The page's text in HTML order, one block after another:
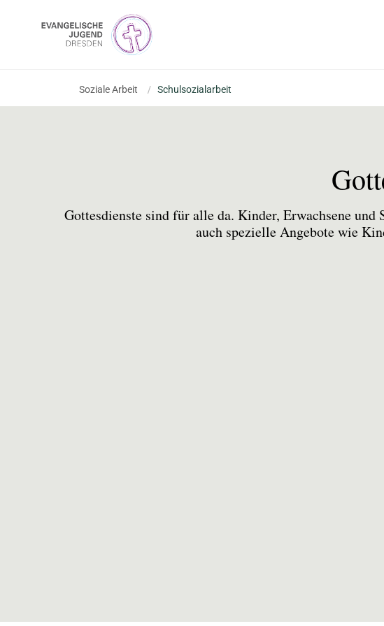
Soziale Arbeit / Schulsozialarbeit
Gottesdienste sind für alle da. Kinder, Erwachsene
auch spezielle Angebote wie